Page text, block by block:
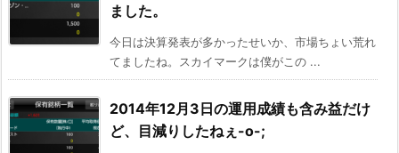
ました。
今日は決算発表が多かったせいか、市場ちょい荒れ
てましたね。スカイマークは僕がこの ...
2014年12月3日の運用成績も含み益だけ
ど、目減りしたねぇ-o-;